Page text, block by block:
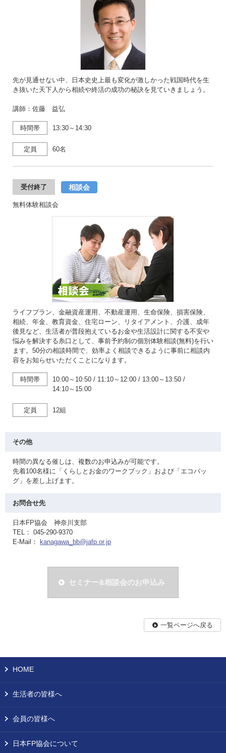
先が見通せない中、日本史史上最も変化が激しかった戦国時代を生
き抜いた天下人から相続や終活の成功の秘訣を見ていきましょう。
講師：佐藤 益弘
時間帯 13:30～14:30
定員 60名
受付終了 相談会
無料体験相談会
ライフプラン、金融資産運用、不動産運用、生命保険、損害保険、
相続、年金、教育資金、住宅ローン、リタイアメント、介護、成年
後見など、生活者が普段抱えているお金や生活設計に関する不安や
悩みを解決する糸口として、事前予約制の個別体験相談(無料)を行い
ます。50分の相談時間で、効率よく相談できるように事前に相談内
容をお知らせいただくことになります。
時間帯 10:00～10:50 / 11:10～12:00 / 13:00～13:50 /
14:10～15:00
定員 12組
その他
時間の異なる催しは、複数のお申込みが可能です。
先着100名様に「くらしとお金のワークブック」および「エコバッ
グ」を差し上げます。
お問合せ先
日本FP協会 神奈川支部
TEL： 045-290-9370
E-Mail：
kanagawa_bb@jafp.or.jp
セミナー&相談会のお申込み
一覧ページへ戻る
HOME
生活者の皆様へ
会員の皆様へ
日本FP協会について